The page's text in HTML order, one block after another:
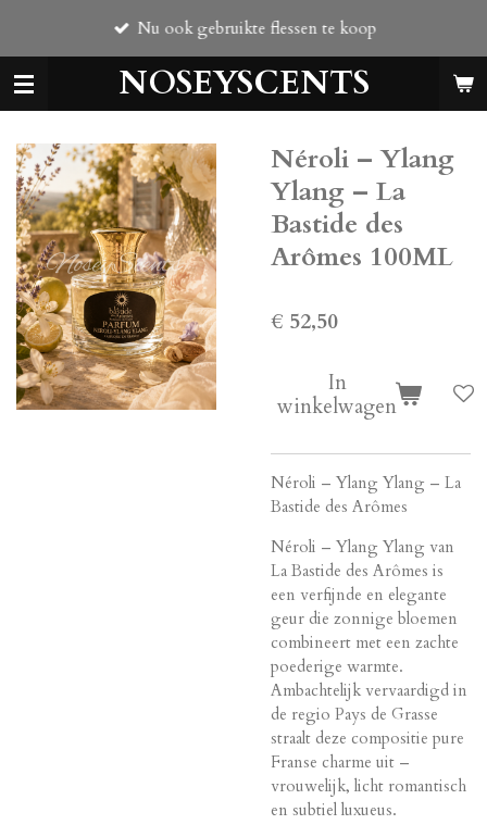
de
hoofdinhoud
NOSEYSCENTS
Nu ook gebruikte flessen te koop
Néroli – Ylang
Ylang – La
Bastide des
Arômes 100ML
€ 52,50
In
winkelwagen
Néroli – Ylang Ylang – La
Bastide des Arômes
Néroli – Ylang Ylang van
La Bastide des Arômes is
een verfijnde en elegante
geur die zonnige bloemen
combineert met een zachte
poederige warmte.
Ambachtelijk vervaardigd in
de regio Pays de Grasse
straalt deze compositie pure
Franse charme uit –
vrouwelijk, licht romantisch
en subtiel luxueus.